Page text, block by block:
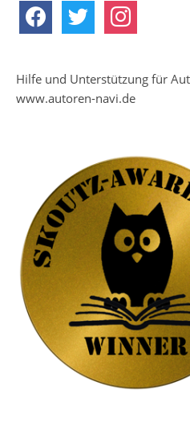
facebook twitter instagram
Hilfe und Unterstützung für
www.autoren-navi.de